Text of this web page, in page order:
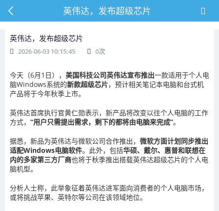
英伟达，发布超级芯片
英伟达，发布超级芯片
2026-06-03 10:15:45 0次
今天（6月1日）， 美国科技公司英伟达宣布推出一款适用于个人电
脑Windows系统的新款超级芯片，预计相关笔记本电脑和台式机
产品将于今年秋季上市。
英伟达首席执行官黄仁勋表示，新产品将改变以往个人电脑的工作
方式， “用户只需提出需求，剩下的都将由电脑来完成”。
据悉，新品为英伟达与微软公司合作推出， 微软方面计划同步推出
适配Windows电脑软件。此外，包括华硕、戴尔、惠普和联想在
内的多家第三方厂商也将于秋季推出搭载英伟达超级芯片的个人电
脑机型。
分析人士称，此举象征着英伟达进军面向消费者的个人电脑市场，
或将挑战苹果、英特尔等公司在该领域地位。